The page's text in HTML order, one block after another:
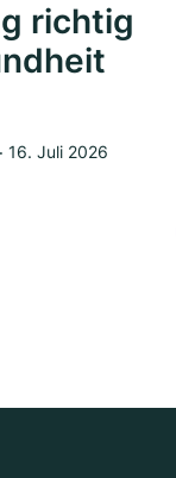
richtig
‧ 16. Juli 2026